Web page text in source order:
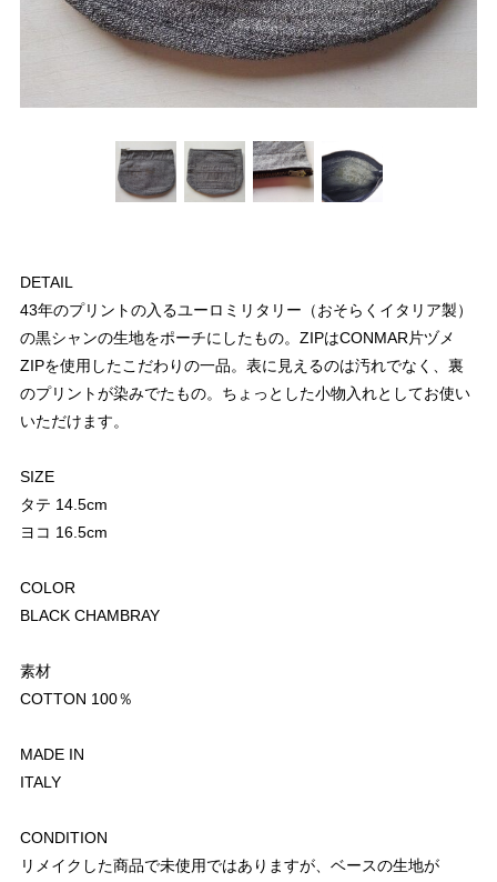
DETAIL
43年のプリントの入るユーロミリタリー（おそらくイタリア製）
の黒シャンの生地をポーチにしたもの。ZIPはCONMAR片ヅメ
ZIPを使用したこだわりの一品。表に見えるのは汚れでなく、裏
のプリントが染みでたもの。ちょっとした小物入れとしてお使い
いただけます。
SIZE
タテ 14.5cm
ヨコ 16.5cm
COLOR
BLACK CHAMBRAY
素材
COTTON 100％
MADE IN
ITALY
CONDITION
リメイクした商品で未使用ではありますが、ベースの生地が